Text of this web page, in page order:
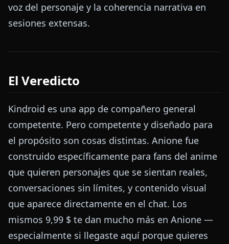
voz del personaje y la coherencia narrativa en
sesiones extensas.
El Veredicto
Kindroid es una app de compañero general
competente. Pero competente y diseñado para
el propósito son cosas distintas. Anione fue
construido específicamente para fans del anime
que quieren personajes que se sientan reales,
conversaciones sin límites, y contenido visual
que aparece directamente en el chat. Los
mismos 9,99 $ te dan mucho más en Anione —
especialmente si llegaste aquí porque quieres